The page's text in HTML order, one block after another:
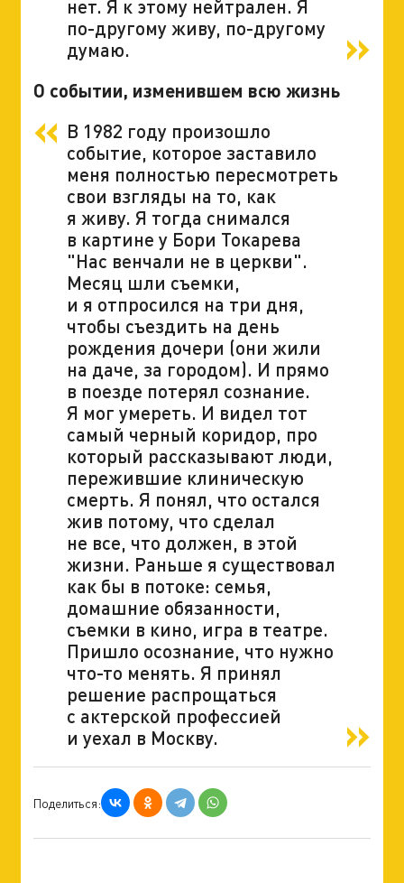
нет. Я к этому нейтрален. Я
по-другому живу, по-другому
думаю.
О событии, изменившем всю жизнь
В 1982 году произошло
событие, которое заставило
меня полностью пересмотреть
свои взгляды на то, как
я живу. Я тогда снимался
в картине у Бори Токарева
"Нас венчали не в церкви".
Месяц шли съемки,
и я отпросился на три дня,
чтобы съездить на день
рождения дочери (они жили
на даче, за городом). И прямо
в поезде потерял сознание.
Я мог умереть. И видел тот
самый черный коридор, про
который рассказывают люди,
пережившие клиническую
смерть. Я понял, что остался
жив потому, что сделал
не все, что должен, в этой
жизни. Раньше я существовал
как бы в потоке: семья,
домашние обязанности,
съемки в кино, игра в театре.
Пришло осознание, что нужно
что-то менять. Я принял
решение распрощаться
с актерской профессией
и уехал в Москву.
Поделиться: